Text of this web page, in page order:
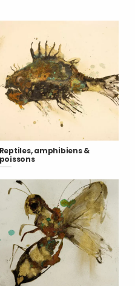
Reptiles, amphibiens &
poissons